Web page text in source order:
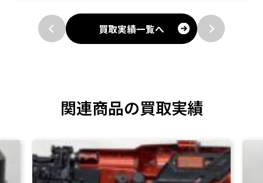
買取実績一覧へ
関連商品の買取実績